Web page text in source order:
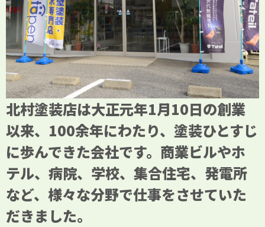
北村塗装店は大正元年1月10日の創業
以来、100余年にわたり、塗装ひとすじ
に歩んできた会社です。商業ビルやホ
テル、病院、学校、集合住宅、発電所
など、様々な分野で仕事をさせていた
だきました。